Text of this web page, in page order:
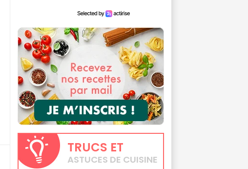
TRUCS ET
ASTUCES DE CUISINE